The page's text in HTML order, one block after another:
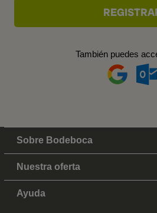
También puedes
Sobre Bodeboca
Nuestra oferta
Ayuda